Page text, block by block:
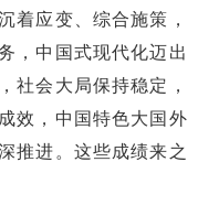
着应变、综合施策，
，中国式现代化迈出
社会大局保持稳定，
效，中国特色大国外
推进。这些成绩来之